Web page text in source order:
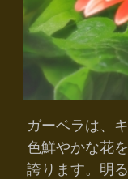
ガーベラは、
色鮮やかな花
誇ります。明